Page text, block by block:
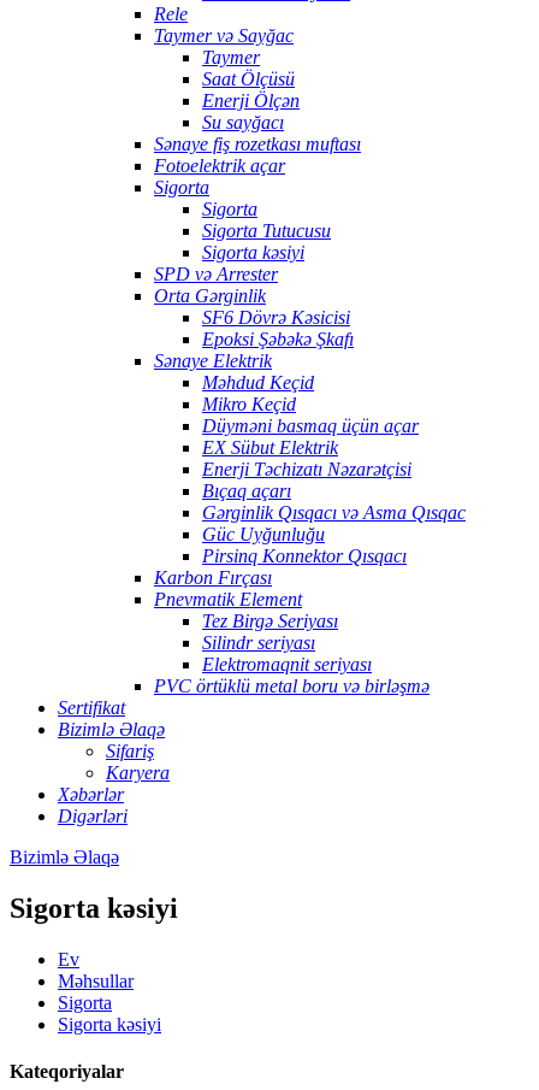
Rele
Taymer və Sayğac
Taymer
Saat Ölçüsü
Enerji Ölçən
Su sayğacı
Sənaye fiş rozetkası muftası
Fotoelektrik açar
Sigorta
Sigorta
Sigorta Tutucusu
Sigorta kəsiyi
SPD və Arrester
Orta Gərginlik
SF6 Dövrə Kəsicisi
Epoksi Şəbəkə Şkafı
Sənaye Elektrik
Məhdud Keçid
Mikro Keçid
Düyməni basmaq üçün açar
EX Sübut Elektrik
Enerji Təchizatı Nəzarətçisi
Bıçaq açarı
Gərginlik Qısqacı və Asma Qısqac
Güc Uyğunluğu
Pirsinq Konnektor Qısqacı
Karbon Fırçası
Pnevmatik Element
Tez Birgə Seriyası
Silindr seriyası
Elektromaqnit seriyası
PVC örtüklü metal boru və birləşmə
Sertifikat
Bizimlə Əlaqə
Sifariş
Karyera
Xəbərlər
Digərləri
Bizimlə Əlaqə
Sigorta kəsiyi
Ev
Məhsullar
Sigorta
Sigorta kəsiyi
Kateqoriyalar